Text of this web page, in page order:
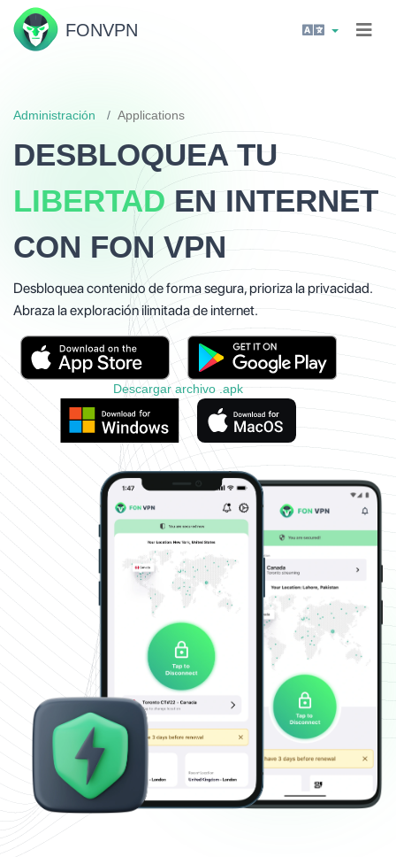
FONVPN
Administración Applications
DESBLOQUEA TU
LIBERTAD EN INTERNET
CON FON VPN
Desbloquea contenido de forma segura, prioriza la privacidad.
Abraza la exploración ilimitada de internet.
Descargar archivo .apk